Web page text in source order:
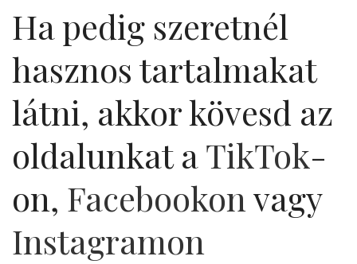
Ha pedig szeretnél
hasznos tartalmakat
látni, akkor kövesd az
oldalunkat aTikTok-
on, Facebookon vagy
Instagramon